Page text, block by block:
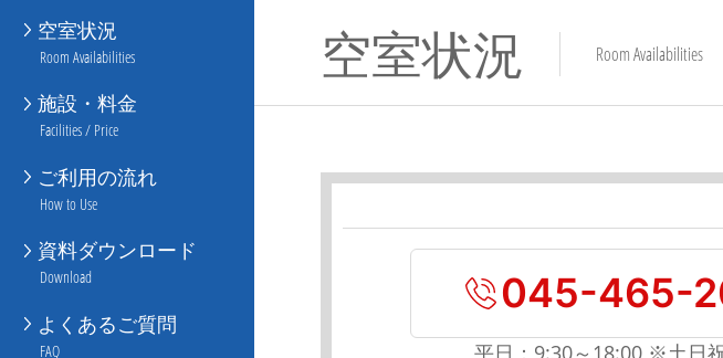
空室状況
Room Availabilities
施設・料金
Facilities / Price
ご利用の流れ
How to Use
資料ダウンロード
Download
よくあるご質問
FAQ
空室状況 Room Availabilities
045-465-
平日：9:30～18:00 ※土日